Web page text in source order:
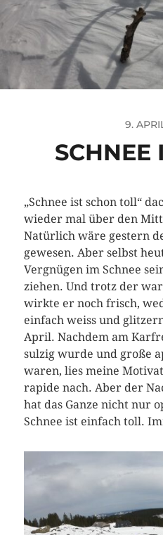
9.
SCHNEE
„Schnee ist schon toll“
wieder mal über den
Natürlich wäre gestern
gewesen. Aber selbst
Vergnügen im Schnee
ziehen. Und trotz der
wirkte er noch frisch,
einfach weiss und
April. Nachdem am
sulzig wurde und große
waren, lies meine
rapide nach. Aber der
hat das Ganze nicht nur
Schnee ist einfach toll.